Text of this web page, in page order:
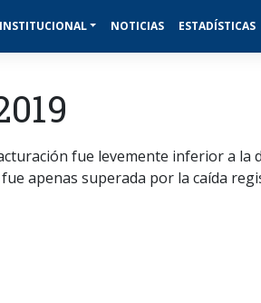
INSTITUCIONAL NOTICIAS ESTADÍSTICAS
fue levemente inferior a la
apenas superada por la caída